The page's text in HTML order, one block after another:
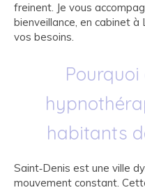
freinent. Je vous
bienveillance, en cabinet à
vos besoins.
habitants
Saint‑Denis est une ville
mouvement constant.